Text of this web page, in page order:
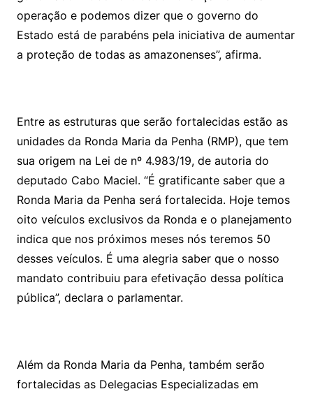
operação e podemos dizer que o governo do
Estado está de parabéns pela iniciativa de aumentar
a proteção de todas as amazonenses”, afirma.
Entre as estruturas que serão fortalecidas estão as
unidades da Ronda Maria da Penha (RMP), que tem
sua origem na Lei de nº 4.983/19, de autoria do
deputado Cabo Maciel. “É gratificante saber que a
Ronda Maria da Penha será fortalecida. Hoje temos
oito veículos exclusivos da Ronda e o planejamento
indica que nos próximos meses nós teremos 50
desses veículos. É uma alegria saber que o nosso
mandato contribuiu para efetivação dessa política
pública”, declara o parlamentar.
Além da Ronda Maria da Penha, também serão
fortalecidas as Delegacias Especializadas em